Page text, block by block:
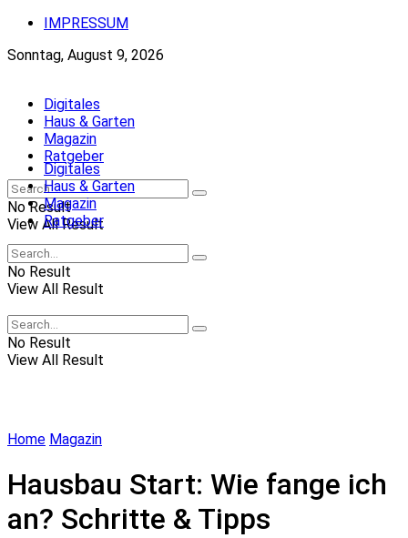
IMPRESSUM
Sonntag, August 9, 2026
Digitales
Haus & Garten
Magazin
Ratgeber
No Result
View All Result
Digitales
Haus & Garten
Magazin
Ratgeber
No Result
View All Result
No Result
View All Result
Home Magazin
Hausbau Start: Wie fange ich
an? Schritte & Tipps